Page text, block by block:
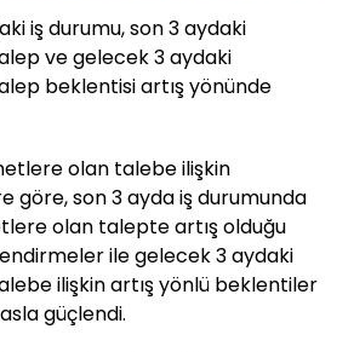
iş durumu, son 3 aydaki
ve gelecek 3 aydaki
beklentisi artış yönünde
olan talebe ilişkin
göre, son 3 ayda iş durumunda
olan talepte artış olduğu
ile gelecek 3 aydaki
ilişkin artış yönlü beklentiler
güçlendi.